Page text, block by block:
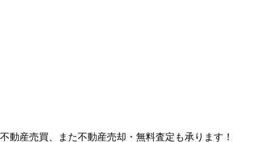
動産売買、また不動産売却・無料査定も承ります！